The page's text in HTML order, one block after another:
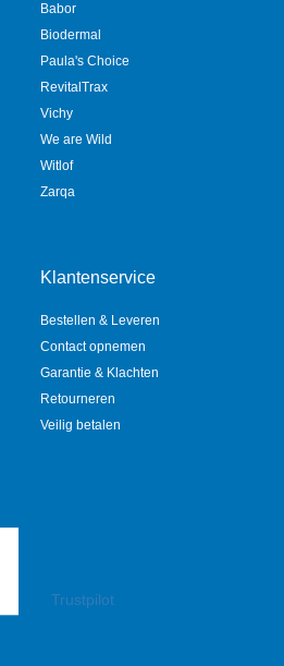
Babor
Biodermal
Paula's Choice
RevitalTrax
Vichy
We are Wild
Witlof
Zarqa
Klantenservice
Bestellen & Leveren
Contact opnemen
Garantie & Klachten
Retourneren
Veilig betalen
Trustpilot